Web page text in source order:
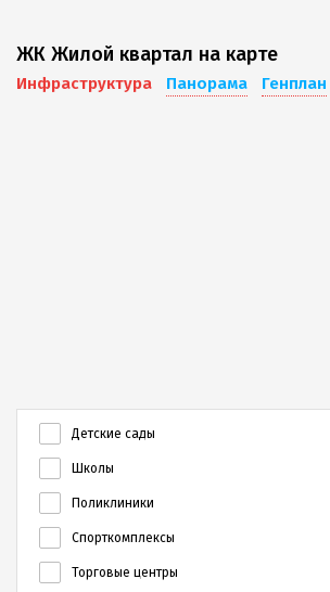
ЖК Жилой квартал на карте
Инфраструктура Панорама Генплан
Детские сады
Школы
Поликлиники
Спорткомплексы
Торговые центры